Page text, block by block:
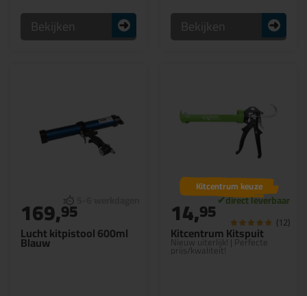
Bekijken Bekijken
Lucht kitpistool 600ml
Blauw
169,95
Kitcentrum Kitspuit
Nieuw uiterlijk! | Perfecte
prijs/kwaliteit!
Kitcentrum keuze
14,95 (12)